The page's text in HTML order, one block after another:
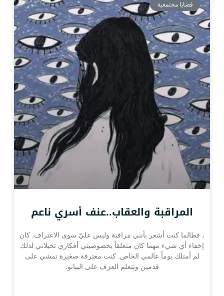
قضايا مجتمعية
المراقبة والعقاب..عنف أسري ناعم
، فطالما كنت أشعر بأنني مراقبة وليس عليّ سوى الاعتراف. كان
إخفاء أي شيء مهما كان متعلقاً بخصوصيتي أفكاري تخيلاتي لذلك
لم أمتلك يوماً عالمي الخاص. كنت معترفة صغيرة تمشي على
قدمين وتتعلم العزف على البيانو.